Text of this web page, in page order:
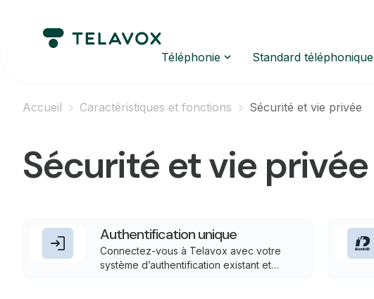
Téléphonie Standard téléphonique
Accueil Caractéristiques et fonctions Sécurité et vie privée
Sécurité et vie privée
Authentification unique
Connectez-vous à Telavox avec votre
système d’authentification existant et